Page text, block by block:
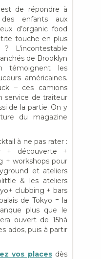
de répondre à
enfants aux
d’organic food
touche en plus
L’incontestable
de Brooklyn
témoignent les
américaines.
– ces camions
service de traiteur
de la partie. On y
du magazine
à ne pas rater :
+ découverte +
+ workshops pour
et ateliers
& les ateliers
clubbing + bars
de Tokyo = la
plus que le
ouvert de 15hà
ados, puis à partir
vos placesdès